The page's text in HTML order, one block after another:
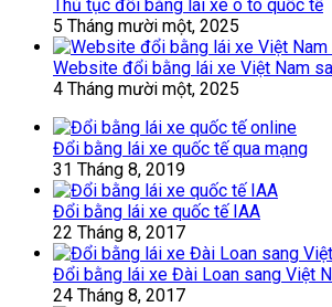
Thủ tục đổi bằng lái xe ô tô quốc tế
5 Tháng mười một, 2025
Website đổi bằng lái xe Việt Nam
4 Tháng mười một, 2025
Đổi bằng lái xe quốc tế qua mạng
31 Tháng 8, 2019
Đổi bằng lái xe quốc tế IAA
22 Tháng 8, 2017
Đổi bằng lái xe Đài Loan sang Việt
24 Tháng 8, 2017